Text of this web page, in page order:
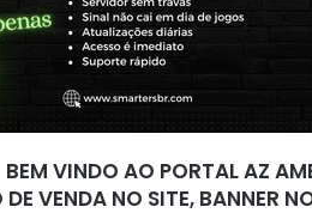
BEM VINDO AO PORTAL AZ
VENDA NO SITE, BANNER